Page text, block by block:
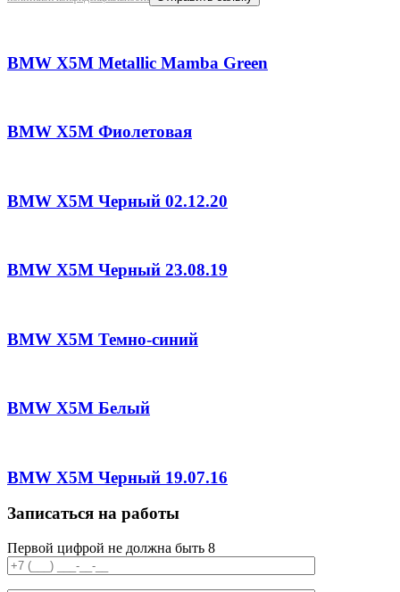
BMW X5M Metallic Mamba Green
BMW X5M Фиолетовая
BMW X5M Черный 02.12.20
BMW X5M Черный 23.08.19
BMW X5M Темно-синий
BMW X5M Белый
BMW X5M Черный 19.07.16
Записаться на работы
Первой цифрой не должна быть 8